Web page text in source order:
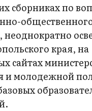
сборниках по
неоднократно
края, на
сайтах
и молодежной